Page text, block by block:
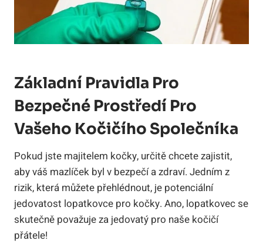
Základní Pravidla Pro
Bezpečné Prostředí Pro
Vašeho Kočičího Společníka
Pokud jste majitelem kočky, určitě chcete zajistit,
aby váš mazlíček byl v bezpečí a zdraví. Jedním z
rizik, která můžete přehlédnout, je potenciální
jedovatost lopatkovce pro kočky. Ano, lopatkovec se
skutečně považuje za jedovatý pro naše kočičí
přátele!